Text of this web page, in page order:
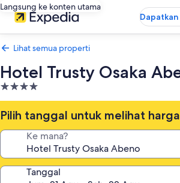
Langsung ke konten utama
Lihat semua properti
Hotel Trusty Osaka
Properti
bintang
4.0
Pilih tanggal untuk melihat harga
Ke mana?
Tanggal